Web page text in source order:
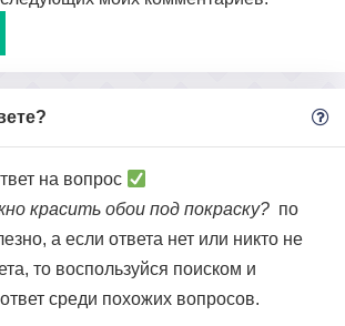
на вопрос
красить обои под покраску? по
а если ответа нет или никто не
то воспользуйся поиском и
среди похожих вопросов.